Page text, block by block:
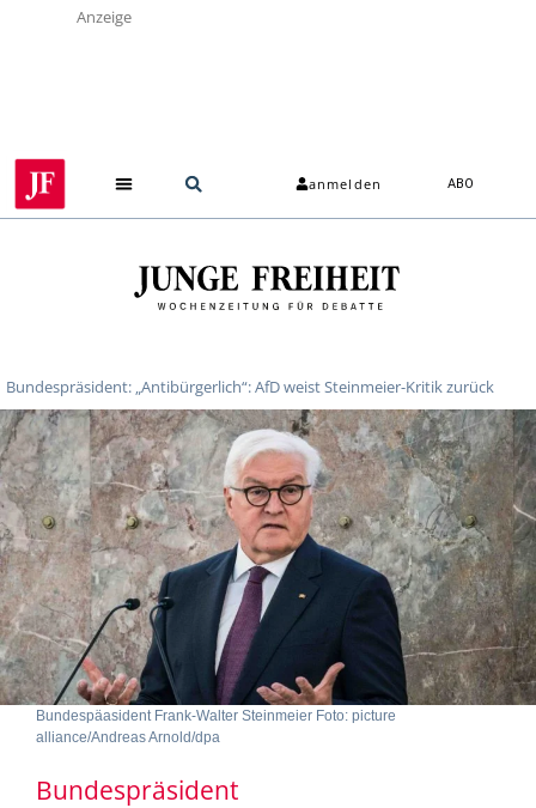
Anzeige
anmelden ABO
Bundespräsident: „Antibürgerlich“: AfD weist Steinmeier-Kritik zurück
Bundespäasident Frank-Walter Steinmeier Foto: picture
alliance/Andreas Arnold/dpa
Bundespräsident